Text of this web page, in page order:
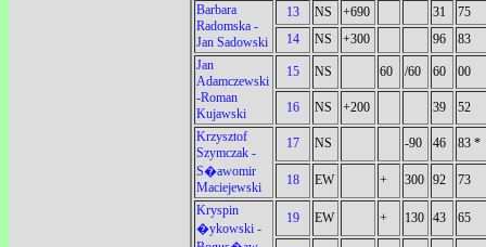
Barbara
Radomska -
Jan Sadowski
13 NS +690 31
75
14
NS +300 96
83
Jan
Adamczewski
-Roman
Kujawski
15 NS 60 /60 60 00
16 NS +200 39
52
Krzysztof
Szymczak -
S�awomir
Maciejewski
17 NS -90 46 83 *
18 EW + 300 92
73
Kryspin
�ykowski -
19 EW + 130 43 65